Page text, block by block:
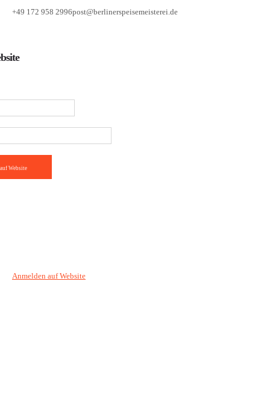
+49 172 958 2996post@berlinerspeisemeisterei.de
Website
Anmelden auf Website